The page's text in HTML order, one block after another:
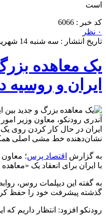
است
کد خبر : 6066
۰ نظر
تاریخ انتشار : سه شنبه 14 شهریور 1402 - 10:15
یک معاهده
ایران و
آندری رودنکو، معاون وزیر
ایران در حال کار کردن روی
نشان‌دهنده خط مشی اصلی
به گزارش اقتصاد پرس؛
با ایران برای انعقاد یک
به گفته این دیپلمات روس،
گذشته پیشرفت خود را حفظ
رودنکو افزود: انتظار داریم